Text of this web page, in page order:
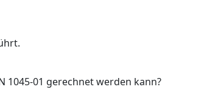
1045-01 gerechnet werden kann?